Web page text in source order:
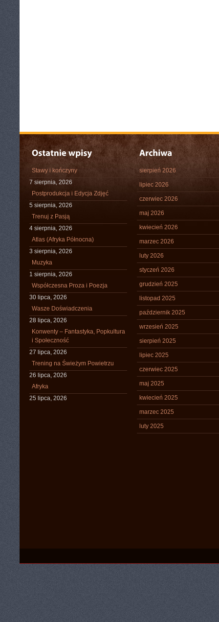
Stawy i kończyny
7 sierpnia, 2026
Postprodukcja i Edycja Zdjęć
5 sierpnia, 2026
Trenuj z Pasją
4 sierpnia, 2026
Atlas (Afryka Północna)
3 sierpnia, 2026
Muzyka
1 sierpnia, 2026
Współczesna Proza i Poezja
30 lipca, 2026
Wasze Doświadczenia
28 lipca, 2026
Konwenty – Fantastyka, Popkultura
i Społeczność
27 lipca, 2026
Trening na Świeżym Powietrzu
26 lipca, 2026
Afryka
25 lipca, 2026
sierpień 2026
lipiec 2026
czerwiec 2026
maj 2026
kwiecień 2026
marzec 2026
luty 2026
styczeń 2026
grudzień 2025
listopad 2025
październik 2025
wrzesień 2025
sierpień 2025
lipiec 2025
czerwiec 2025
maj 2025
kwiecień 2025
marzec 2025
luty 2025